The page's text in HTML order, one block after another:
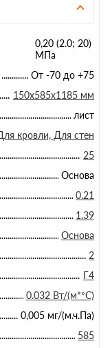
0,20 (2.0; 20)
МПа
От -70 до +75
150х585х1185 мм
лист
кровли, Для стен
25
Основа
0.21
1.39
Основа
2
Г4
0.032 Вт/(м*°C)
0,005 мг/(м.ч.Па)
585